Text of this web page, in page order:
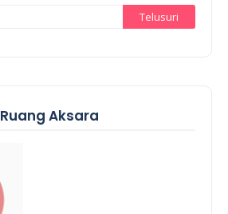
Ruang Aksara